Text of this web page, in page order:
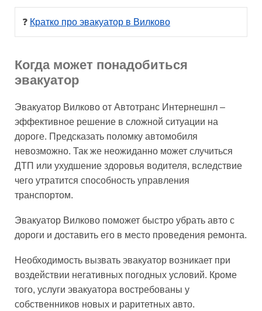
❓ Кратко про эвакуатор в Вилково
Когда может понадобиться
эвакуатор
Эвакуатор Вилково от Автотранс Интернешнл –
эффективное решение в сложной ситуации на
дороге. Предсказать поломку автомобиля
невозможно. Так же неожиданно может случиться
ДТП или ухудшение здоровья водителя, вследствие
чего утратится способность управления
транспортом.
Эвакуатор Вилково поможет быстро убрать авто с
дороги и доставить его в место проведения ремонта.
Необходимость вызвать эвакуатор возникает при
воздействии негативных погодных условий. Кроме
того, услуги эвакуатора востребованы у
собственников новых и раритетных авто.